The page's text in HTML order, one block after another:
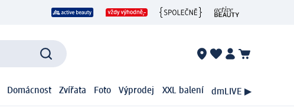
Domácnost Zvířata Foto Výprodej XXL balení dmLIVE ▶